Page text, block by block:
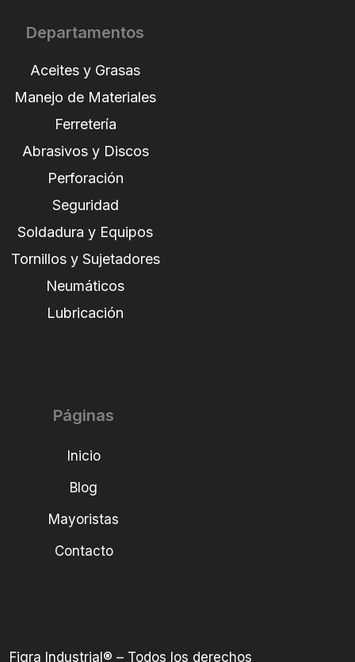
Departamentos
Aceites y Grasas
Manejo de Materiales
Ferretería
Abrasivos y Discos
Perforación
Seguridad
Soldadura y Equipos
Tornillos y Sujetadores
Neumáticos
Lubricación
Páginas
Inicio
Blog
Mayoristas
Contacto
Figra Industrial® – Todos los derechos